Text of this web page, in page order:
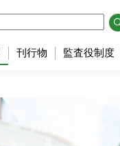
刊行物 監査役制度